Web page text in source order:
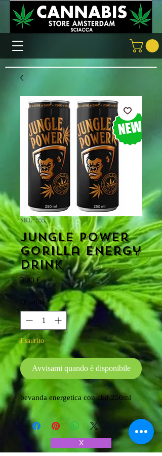
SKU: 555
Jungle power
Gorilla energy
drink
3,00 €Prezzo
Quantità *
Esaurito
Avvisami quando è disponibile
bevanda energetica con cbd 250ml
X